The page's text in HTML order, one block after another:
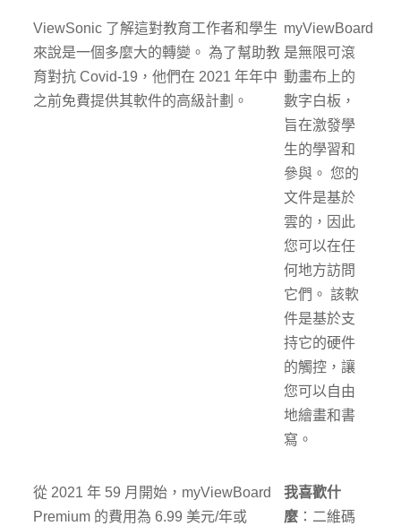
ViewSonic 了解這對教育工作者和學生
來說是一個多麼大的轉變。 為了幫助教
育對抗 Covid-19，他們在 2021 年年中
之前免費提供其軟件的高級計劃。
myViewBoard
是無限可滾
動畫布上的
數字白板，
旨在激發學
生的學習和
參與。 您的
文件是基於
雲的，因此
您可以在任
何地方訪問
它們。 該軟
件是基於支
持它的硬件
的觸控，讓
您可以自由
地繪畫和書
寫。
從 2021 年 59 月開始，myViewBoard
Premium 的費用為 6.99 美元/年或
我喜歡什
麼 ：二維碼